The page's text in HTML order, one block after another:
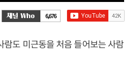
6,676
람도 미근동을 처음 들어보는 사람